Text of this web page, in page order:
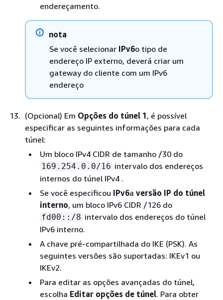
endereçamento.
nota
Se você selecionar IPv6o tipo de
endereço IP externo, deverá criar um
gateway do cliente com um IPv6
endereço
(Opcional) Em Opções do túnel 1, é possível
especificar as seguintes informações para cada
túnel:
Um bloco IPv4 CIDR de tamanho /30 do
169.254.0.0/16 intervalo dos endereços
internos do túnel IPv4 .
Se você especificou IPv6a versão IP do túnel
interno, um bloco IPv6 CIDR /126 do
fd00::/8 intervalo dos endereços do túnel
IPv6 interno.
A chave pré-compartilhada do IKE (PSK). As
seguintes versões são suportadas: IKEv1 ou
IKEv2.
Para editar as opções avançadas do túnel,
escolha Editar opções de túnel. Para obter